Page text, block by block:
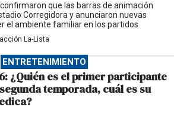
que las barras de animación
Corregidora y anunciaron nuevas
el ambiente familiar en los partidos
La-Lista
ENTRETENIMIENTO
¿Quién es el primer participante
temporada, cuál es su